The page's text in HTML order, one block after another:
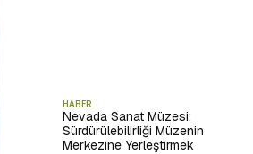
HABER
Nevada Sanat Müzesi:
Sürdürülebilirliği Müzenin
Merkezine Yerleştirmek